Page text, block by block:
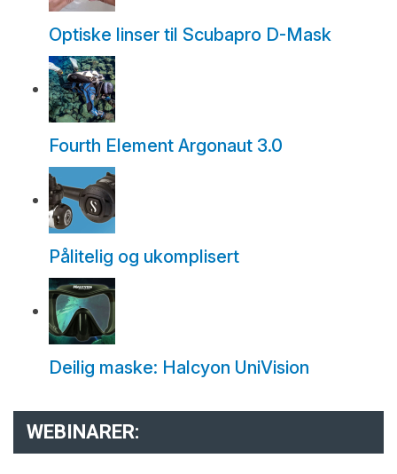
Optiske linser til Scubapro D-Mask
Fourth Element Argonaut 3.0
Pålitelig og ukomplisert
Deilig maske: Halcyon UniVision
WEBINARER: